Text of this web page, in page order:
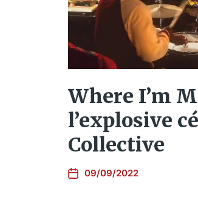
Where I’m
l’explosive
Collective
09/09/2022